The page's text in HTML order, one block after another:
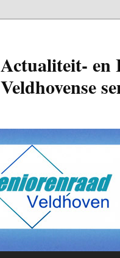
Actualiteit- en
Veldhovense